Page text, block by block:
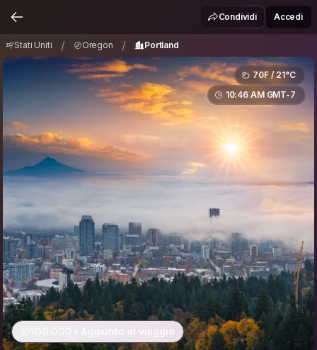
Portland Condividi Accedi
Stati Uniti / Oregon / Portland
70F / 21°C
10:46 AM GMT-7
100.000+ Aggiunto al viaggio